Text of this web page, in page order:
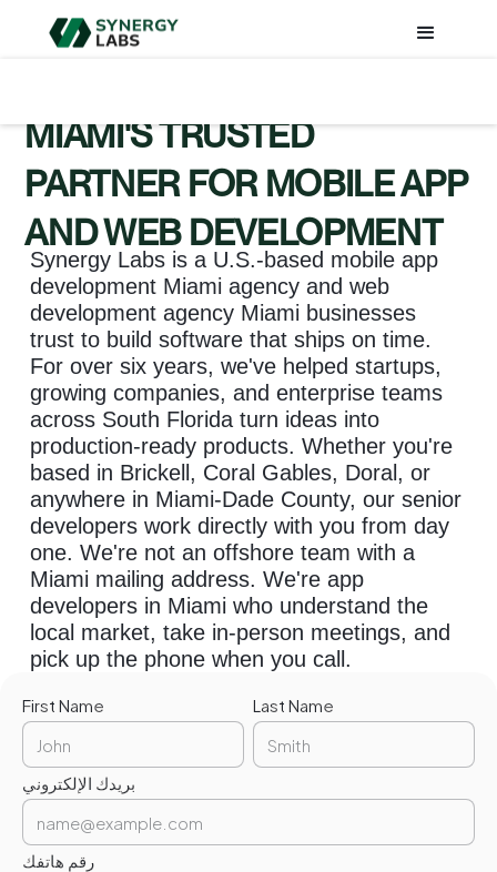
MIAMI'S TRUSTED
PARTNER FOR MOBILE APP
AND WEB DEVELOPMENT
Synergy Labs is a U.S.-based mobile app
development Miami agency and web
development agency Miami businesses
trust to build software that ships on time.
For over six years, we've helped startups,
growing companies, and enterprise teams
across South Florida turn ideas into
production-ready products. Whether you're
based in Brickell, Coral Gables, Doral, or
anywhere in Miami-Dade County, our senior
developers work directly with you from day
one. We're not an offshore team with a
Miami mailing address. We're app
developers in Miami who understand the
local market, take in-person meetings, and
pick up the phone when you call.
First Name Last Name
بريدك الإلكتروني
رقم هاتفك